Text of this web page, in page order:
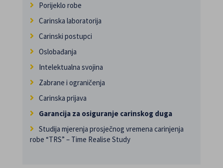
Porijeklo robe
Carinska laboratorija
Carinski postupci
Oslobađanja
Intelektualna svojina
Zabrane i ograničenja
Carinska prijava
Garancija za osiguranje carinskog duga
Studija mjerenja prosječnog vremena carinjenja
robe “TRS” – Time Realise Study